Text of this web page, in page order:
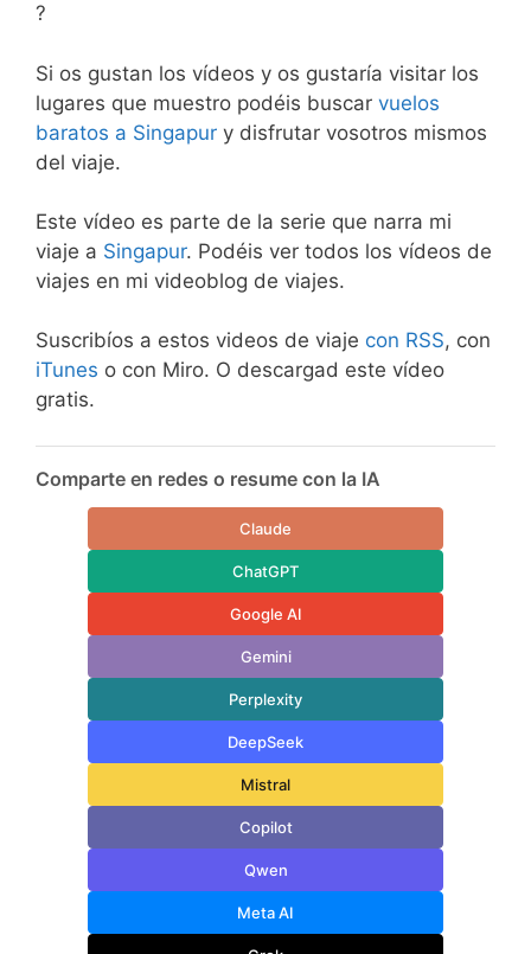
?
Si os gustan los vídeos y os gustaría visitar los
lugares que muestro podéis buscar vuelos
baratos a Singapur y disfrutar vosotros mismos
del viaje.
Este vídeo es parte de la serie que narra mi
viaje a Singapur. Podéis ver todos los vídeos de
viajes en mi videoblog de viajes.
Suscribíos a estos videos de viaje con RSS, con
iTunes o con Miro. O descargad este vídeo
gratis.
Comparte en redes o resume con la IA
Claude
ChatGPT
Google AI
Gemini
Perplexity
DeepSeek
Mistral
Copilot
Qwen
Meta AI